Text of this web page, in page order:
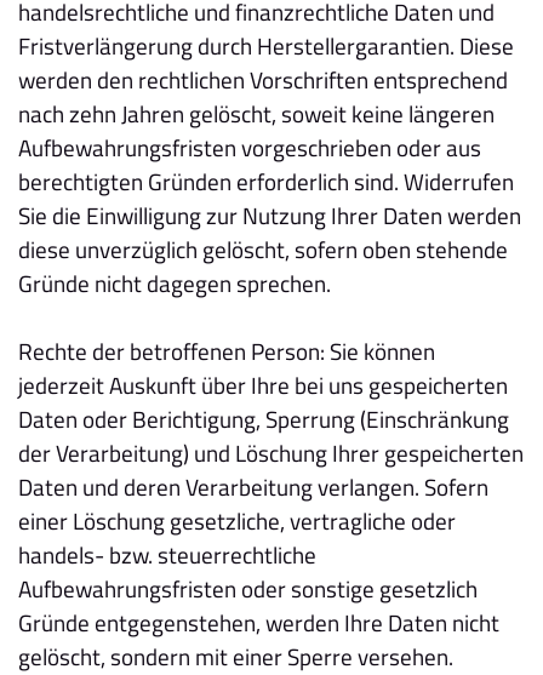
handelsrechtliche und finanzrechtliche Daten und
Fristverlängerung durch Herstellergarantien. Diese
werden den rechtlichen Vorschriften entsprechend
nach zehn Jahren gelöscht, soweit keine längeren
Aufbewahrungsfristen vorgeschrieben oder aus
berechtigten Gründen erforderlich sind. Widerrufen
Sie die Einwilligung zur Nutzung Ihrer Daten werden
diese unverzüglich gelöscht, sofern oben stehende
Gründe nicht dagegen sprechen.
Rechte der betroffenen Person: Sie können
jederzeit Auskunft über Ihre bei uns gespeicherten
Daten oder Berichtigung, Sperrung (Einschränkung
der Verarbeitung) und Löschung Ihrer gespeicherten
Daten und deren Verarbeitung verlangen. Sofern
einer Löschung gesetzliche, vertragliche oder
handels- bzw. steuerrechtliche
Aufbewahrungsfristen oder sonstige gesetzlich
Gründe entgegenstehen, werden Ihre Daten nicht
gelöscht, sondern mit einer Sperre versehen.